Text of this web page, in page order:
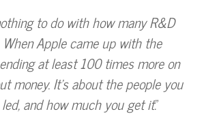
to do with how many R&D
Apple came up with the
at least 100 times more on
money. It’s about the people you
and how much you get it.”